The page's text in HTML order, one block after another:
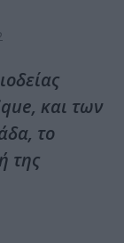
και των
το
της